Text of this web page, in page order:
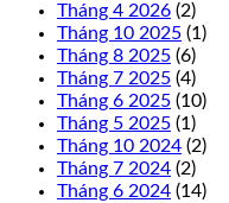
Tháng 4 2026 (2)
Tháng 10 2025 (1)
Tháng 8 2025 (6)
Tháng 7 2025 (4)
Tháng 6 2025 (10)
Tháng 5 2025 (1)
Tháng 10 2024 (2)
Tháng 7 2024 (2)
Tháng 6 2024 (14)